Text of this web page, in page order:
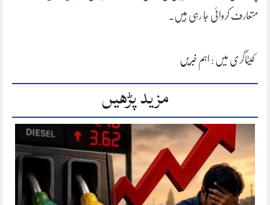
متعارف کروائی جا رہی ہیں۔
کیٹاگری میں : اہم خبریں
مزید پڑھیں